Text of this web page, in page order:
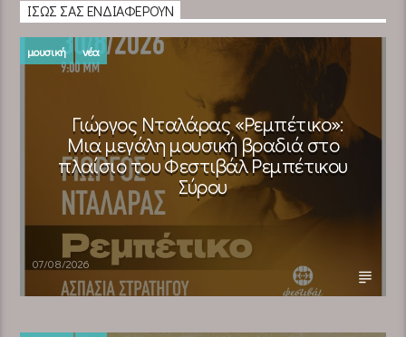
ΊΣΩΣ ΣΑΣ ΕΝΔΙΑΦΈΡΟΥΝ
μουσική νέα
Γιώργος Νταλάρας «Ρεμπέτικο»:
Μια μεγάλη μουσική βραδιά στο
πλαίσιο του Φεστιβάλ Ρεμπέτικου
Σύρου
07/08/2026